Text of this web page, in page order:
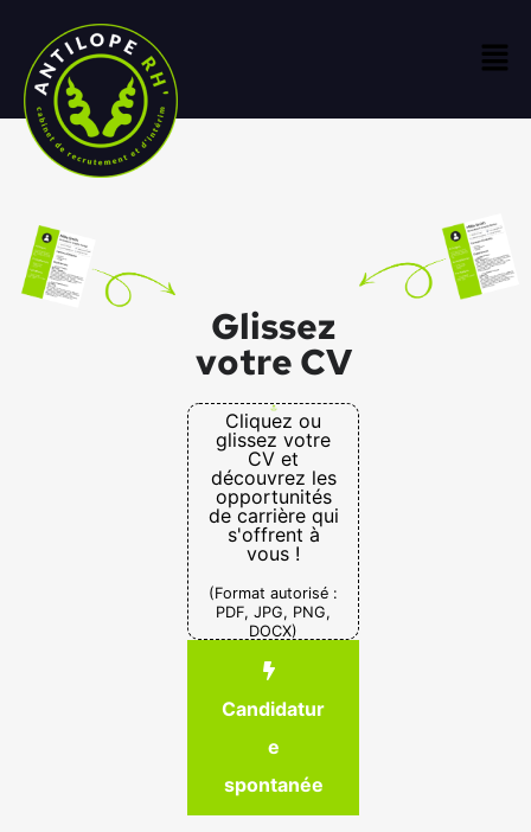
Glissez
votre CV
Cliquez ou
glissez votre
CV et
découvrez les
opportunités
de carrière qui
s'offrent à
vous !
(Format autorisé :
PDF, JPG, PNG,
DOCX)
Candidatur
e
spontanée